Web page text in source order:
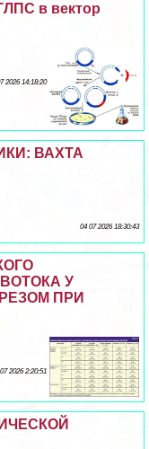
в вектор
2026 14:18:20
ВАХТА
04 07 2026 18:30:43
У
ПРИ
2026 2:20:51